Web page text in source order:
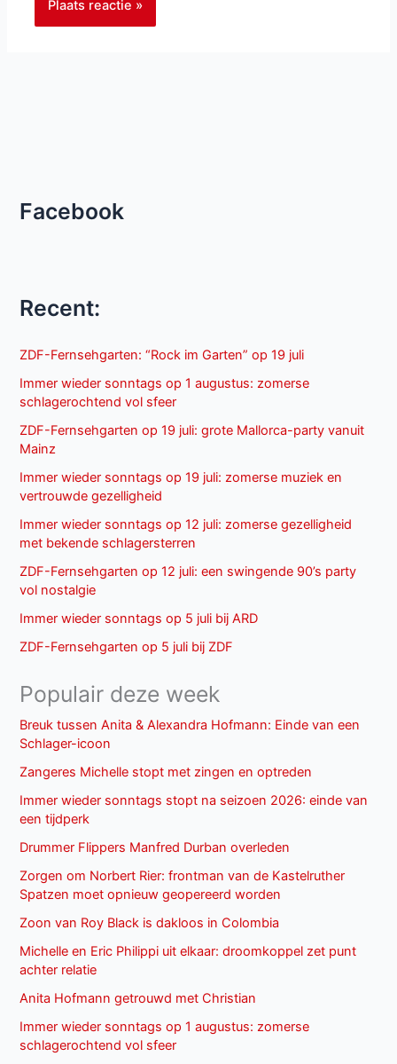
Facebook
Recent:
ZDF-Fernsehgarten: “Rock im Garten” op 19 juli
Immer wieder sonntags op 1 augustus: zomerse
schlagerochtend vol sfeer
ZDF-Fernsehgarten op 19 juli: grote Mallorca-party vanuit
Mainz
Immer wieder sonntags op 19 juli: zomerse muziek en
vertrouwde gezelligheid
Immer wieder sonntags op 12 juli: zomerse gezelligheid
met bekende schlagersterren
ZDF-Fernsehgarten op 12 juli: een swingende 90’s party
vol nostalgie
Immer wieder sonntags op 5 juli bij ARD
ZDF-Fernsehgarten op 5 juli bij ZDF
Populair deze week
Breuk tussen Anita & Alexandra Hofmann: Einde van een
Schlager-icoon
Zangeres Michelle stopt met zingen en optreden
Immer wieder sonntags stopt na seizoen 2026: einde van
een tijdperk
Drummer Flippers Manfred Durban overleden
Zorgen om Norbert Rier: frontman van de Kastelruther
Spatzen moet opnieuw geopereerd worden
Zoon van Roy Black is dakloos in Colombia
Michelle en Eric Philippi uit elkaar: droomkoppel zet punt
achter relatie
Anita Hofmann getrouwd met Christian
Immer wieder sonntags op 1 augustus: zomerse
schlagerochtend vol sfeer